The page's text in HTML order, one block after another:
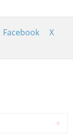
Facebook
X